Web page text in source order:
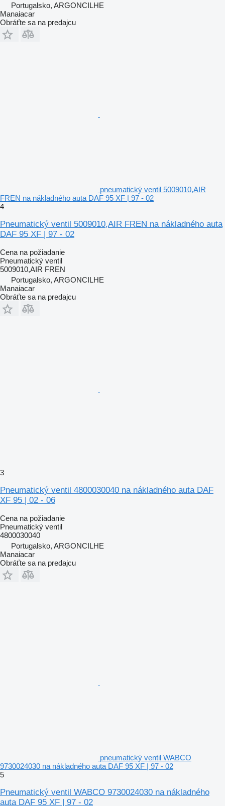
Portugalsko, ARGONCILHE
Manaiacar
Obráťte sa na predajcu
pneumatický ventil 5009010,AIR
FREN na nákladného auta DAF 95 XF | 97 - 02
4
Pneumatický ventil 5009010,AIR FREN na nákladného auta
DAF 95 XF | 97 - 02
Cena na požiadanie
Pneumatický ventil
5009010,AIR FREN
Portugalsko, ARGONCILHE
Manaiacar
Obráťte sa na predajcu
3
Pneumatický ventil 4800030040 na nákladného auta DAF
XF 95 | 02 - 06
Cena na požiadanie
Pneumatický ventil
4800030040
Portugalsko, ARGONCILHE
Manaiacar
Obráťte sa na predajcu
pneumatický ventil WABCO
9730024030 na nákladného auta DAF 95 XF | 97 - 02
5
Pneumatický ventil WABCO 9730024030 na nákladného
auta DAF 95 XF | 97 - 02